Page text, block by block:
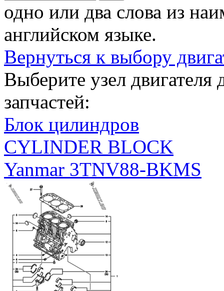
одно или два слова из
английском языке.
Вернуться к выбору
Выберите узел
запчастей:
Блок цилиндров
CYLINDER BLOCK
Yanmar 3TNV88-BKMS